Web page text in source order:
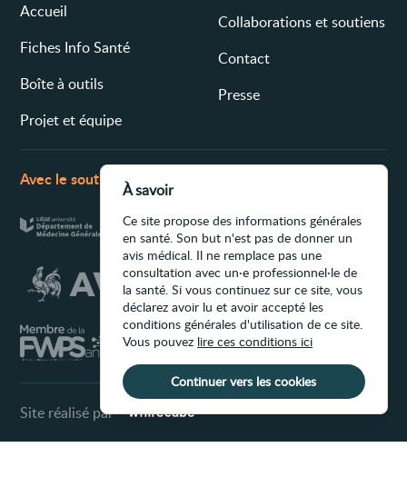
Accueil
Fiches Info Santé
Boîte à outils
Projet et équipe
Collaborations et soutiens
Contact
Presse
Avec le soutien de
Site réalisé par
À savoir
Ce site propose des informations générales
en santé. Son but n'est pas de donner un
avis médical. Il ne remplace pas une
consultation avec un·e professionnel·le de
la santé. Si vous continuez sur ce site, vous
déclarez avoir lu et avoir accepté les
conditions générales d'utilisation de ce site.
Vous pouvez lire ces conditions ici
Continuer vers les cookies